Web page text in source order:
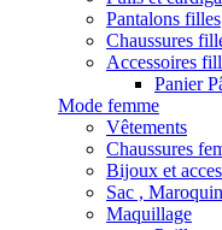
Pantalons filles
Chaussures
Accessoires
Panier
Mode femme
Vêtements
Chaussures
Bijoux et
Sac ,
Maquillage